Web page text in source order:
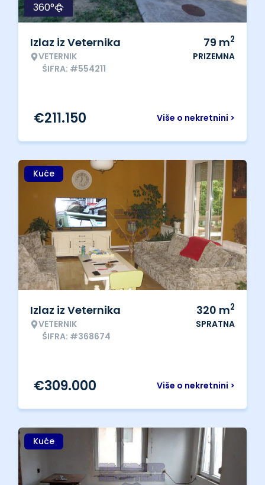
360°
Izlaz iz Veternika
VETERNIK
ŠIFRA: #554211
79 m2
PRIZEMNA
Više o nekretnini >
€211.150
Kuće
Izlaz iz Veternika
VETERNIK
ŠIFRA: #368674
320 m2
SPRATNA
Više o nekretnini >
€309.000
Kuće